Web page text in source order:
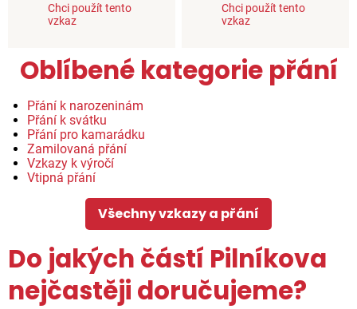
Chci použít tento
vzkaz
Chci použít tento
vzkaz
Oblíbené kategorie přání
Přání k narozeninám
Přání k svátku
Přání pro kamarádku
Zamilovaná přání
Vzkazy k výročí
Vtipná přání
Všechny vzkazy a přání
Do jakých částí Pilníkova
nejčastěji doručujeme?